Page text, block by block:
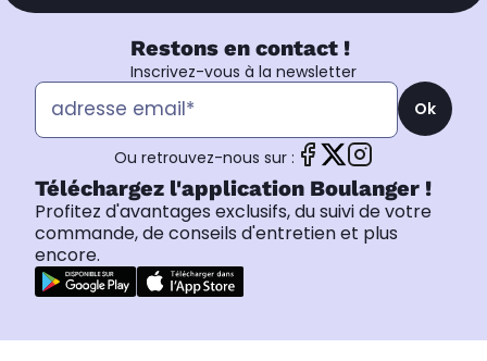
Restons en contact !
Inscrivez-vous à la newsletter
Ok
Ou retrouvez-nous sur :
Téléchargez l'application Boulanger !
Profitez d'avantages exclusifs, du suivi de votre
commande, de conseils d'entretien et plus
encore.